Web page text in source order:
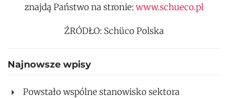
znajdą Państwo na stronie: www.schueco.pl
ŹRÓDŁO: Schüco Polska
Najnowsze wpisy
Powstało wspólne stanowisko sektora